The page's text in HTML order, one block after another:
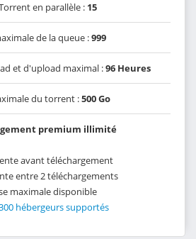
en parallèle : 15
de la queue :999
et d'upload maximal :96 Heures
du torrent :500 Go
premium illimité
avant téléchargement
entre 2 téléchargements
maximale disponible
hébergeurs supportés